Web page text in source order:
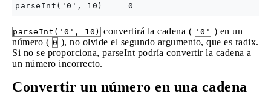
parseInt('0', 10) convertirá la cadena ( '0' ) en un
número ( 0 ), no olvide el segundo argumento, que es radix.
Si no se proporciona, parseInt podría convertir la cadena a
un número incorrecto.
Convertir un número en una cadena